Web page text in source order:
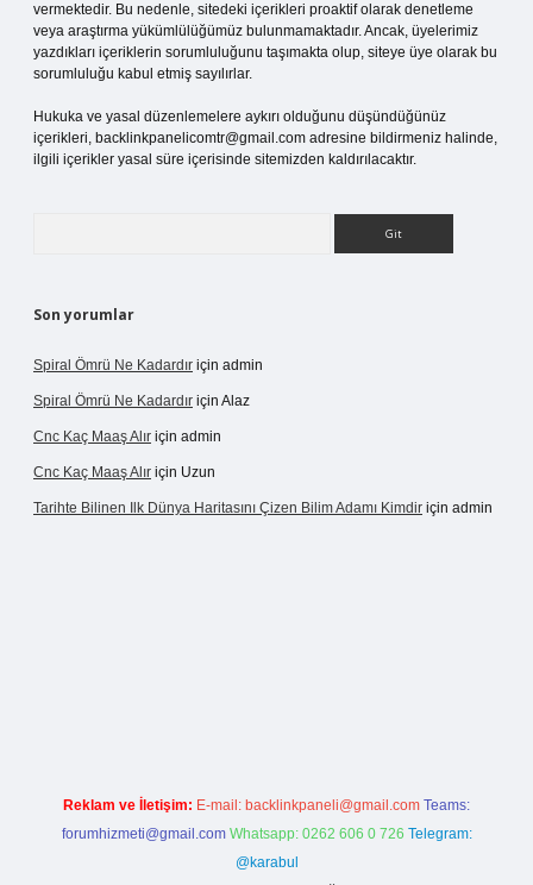
vermektedir. Bu nedenle, sitedeki içerikleri proaktif olarak denetleme
veya araştırma yükümlülüğümüz bulunmamaktadır. Ancak, üyelerimiz
yazdıkları içeriklerin sorumluluğunu taşımakta olup, siteye üye olarak bu
sorumluluğu kabul etmiş sayılırlar.
Hukuka ve yasal düzenlemelere aykırı olduğunu düşündüğünüz
içerikleri, backlinkpanelicomtr@gmail.com adresine bildirmeniz halinde,
ilgili içerikler yasal süre içerisinde sitemizden kaldırılacaktır.
Son yorumlar
Spiral Ömrü Ne Kadardır için admin
Spiral Ömrü Ne Kadardır için Alaz
Cnc Kaç Maaş Alır için admin
Cnc Kaç Maaş Alır için Uzun
Tarihte Bilinen Ilk Dünya Haritasını Çizen Bilim Adamı Kimdir için admin
Reklam ve İletişim: E-mail: backlinkpaneli@gmail.com Teams:
forumhizmeti@gmail.com Whatsapp: 0262 606 0 726 Telegram:
@karabul